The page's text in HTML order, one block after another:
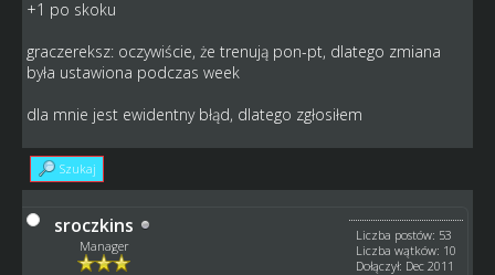
+1 po skoku
graczereksz: oczywiście, że trenują pon-pt, dlatego zmiana
była ustawiona podczas week
dla mnie jest ewidentny błąd, dlatego zgłosiłem
Szukaj
sroczkins
Manager
Liczba postów: 53
Liczba wątków: 10
Dołączył: Dec 2011